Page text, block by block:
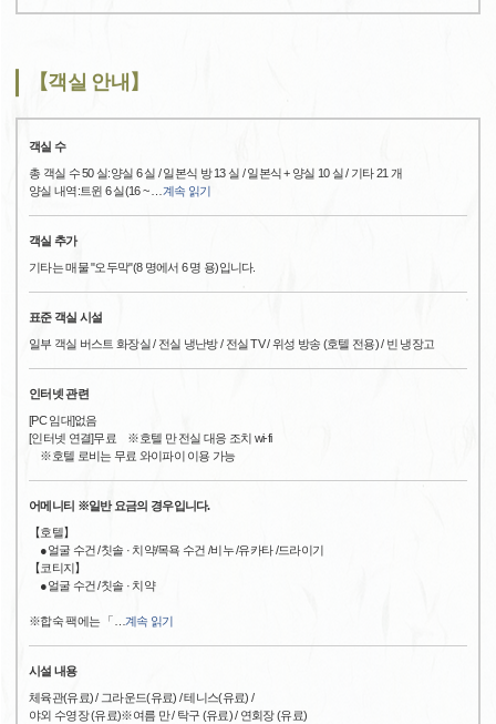
【객실 안내】
객실 수
총 객실 수 50 실:양실 6 실 / 일본식 방 13 실 / 일본식 + 양실 10 실 / 기타 21 개
양실 내역:트윈 6 실(16 ~
계속 읽기
객실 추가
기타는 매물 "오두막"(8 명에서 6 명 용)입니다.
표준 객실 시설
일부 객실 버스트 화장실 / 전실 냉난방 / 전실 TV / 위성 방송 (호텔 전용) / 빈 냉장고
인터넷 관련
[PC 임대]없음
[인터넷 연결]무료 ※호텔 만 전실 대응 조치 wi-fi
※호텔 로비는 무료 와이파이 이용 가능
어메니티 ※일반 요금의 경우입니다.
【호텔】
●얼굴 수건 /칫솔 · 치약/목욕 수건 /비누 /유카타 /드라이기
【코티지】
●얼굴 수건 /칫솔 · 치약
※합숙 팩에는 「 계속 읽기
시설 내용
체육관(유료) / 그라운드(유료) / 테니스(유료) /
야외 수영장 (유료)※여름 만 / 탁구 (유료) / 연회장 (유료)